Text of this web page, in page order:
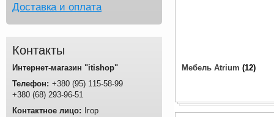
Доставка и оплата
Контакты
Интернет-магазин "itishop"
+380 95 115-58-99
+380 68 293-96-51
Ігор
Мебель Atrium 12